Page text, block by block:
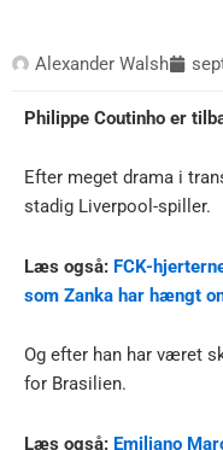
Alexander Walsh
Philippe Coutinho er
Efter meget drama i
stadig Liverpool-spiller.
Læs også: FCK-
som Zanka har hængt
Og efter han har været
for Brasilien.
Læs også: Emiliano